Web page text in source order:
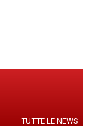
TUTTE LE NEWS